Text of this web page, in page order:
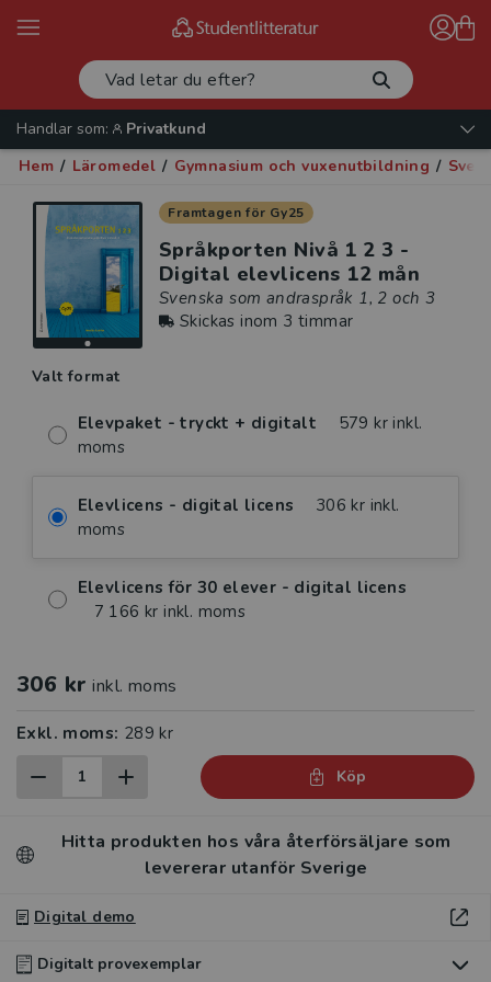
Handlar som:
Privatkund
Hem / Läromedel / Gymnasium och vuxenutbildning /
Framtagen för Gy25
Språkporten Nivå 1 2 3 -
Digital elevlicens 12 mån
Svenska som andraspråk 1, 2 och 3
Skickas inom 3 timmar
Valt format
Elevpaket - tryckt + digitalt
579 kr inkl.
moms
Elevlicens - digital licens
306 kr inkl.
moms
Elevlicens för 30 elever - digital licens
7 166 kr inkl. moms
306 kr inkl. moms
Exkl. moms: 289 kr
Köp
Hitta produkten hos våra återförsäljare som
levererar utanför Sverige
Digital demo
Digitalt provexemplar